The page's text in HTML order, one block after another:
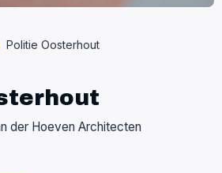
Politie Oosterhout
der Hoeven Architecten